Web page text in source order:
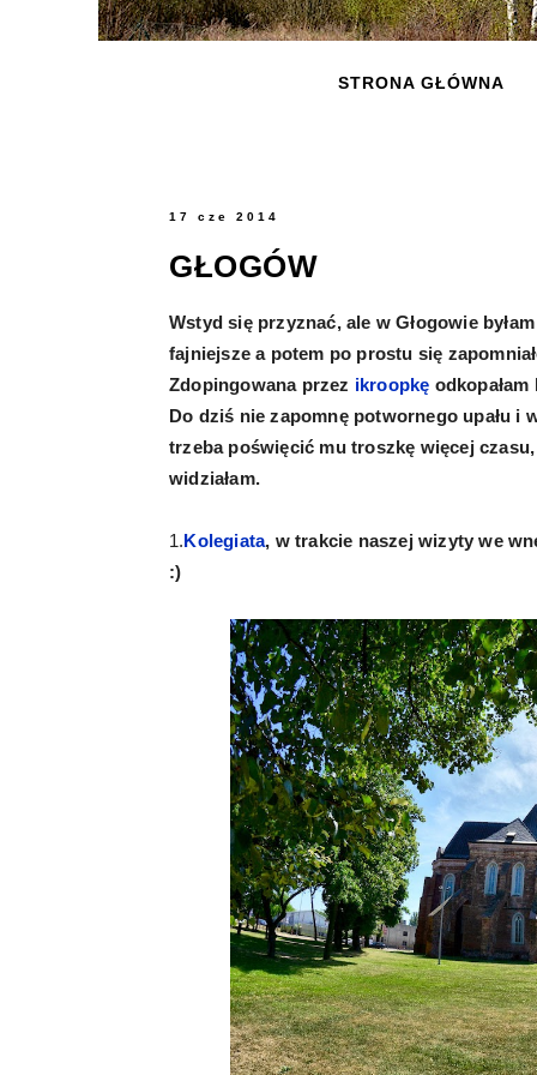
STRONA GŁÓWNA
17 cze 2014
GŁOGÓW
Wstyd się przyznać, ale w Głogowie
fajniejsze a potem po prostu się
Zdopingowana przez ikroopkę
Do dziś nie zapomnę potwornego upału i
trzeba poświęcić mu troszkę więcej
widziałam.
1.Kolegiata, w trakcie naszej wizyty we
:)